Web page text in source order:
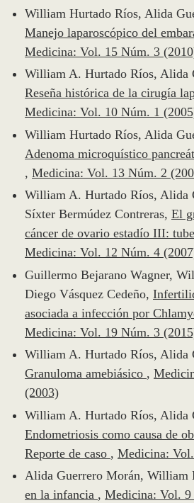
William Hurtado Ríos, Alida
Manejo laparoscópico del
Medicina: Vol. 15 Núm. 3
William A. Hurtado Ríos, Alida
Reseña histórica de la cirugía
Medicina: Vol. 10 Núm. 1
William Hurtado Ríos, Alida
Adenoma microquístico
, Medicina: Vol. 13 Núm. 2
William A. Hurtado Ríos, Alida
Síxter Bermúdez Contreras, El
cáncer de ovario estadío III:
Medicina: Vol. 12 Núm. 4
Guillermo Bejarano Wagner,
Diego Vásquez Cedeño,
asociada a infección por
Medicina: Vol. 19 Núm. 3
William A. Hurtado Ríos, Alida
Granuloma amebiásico ,
(2003)
William A. Hurtado Ríos, Alida
Endometriosis como causa de
Reporte de caso , Medicina:
Alida Guerrero Morán, William
en la infancia , Medicina: Vol.